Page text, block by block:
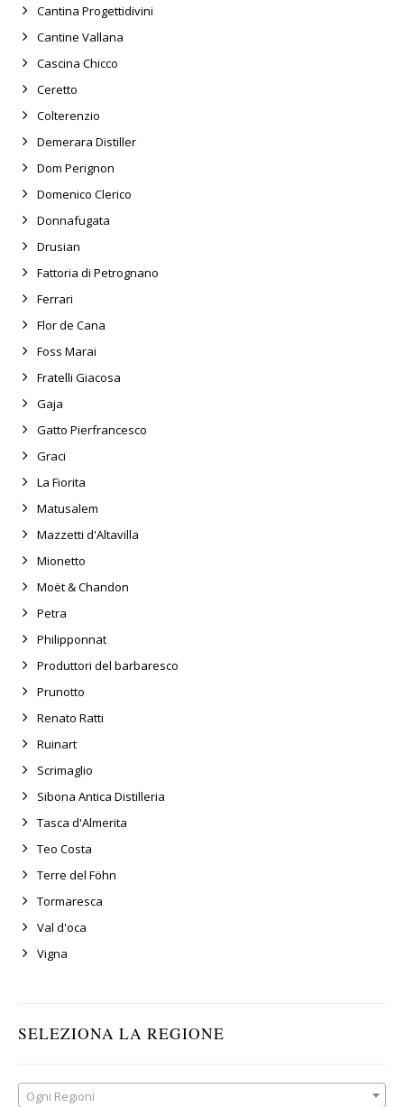
Cantina Progettidivini
Cantine Vallana
Cascina Chicco
Ceretto
Colterenzio
Demerara Distiller
Dom Perignon
Domenico Clerico
Donnafugata
Drusian
Fattoria di Petrognano
Ferrari
Flor de Cana
Foss Marai
Fratelli Giacosa
Gaja
Gatto Pierfrancesco
Graci
La Fiorita
Matusalem
Mazzetti d'Altavilla
Mionetto
Moët & Chandon
Petra
Philipponnat
Produttori del barbaresco
Prunotto
Renato Ratti
Ruinart
Scrimaglio
Sibona Antica Distilleria
Tasca d'Almerita
Teo Costa
Terre del Föhn
Tormaresca
Val d'oca
Vigna
SELEZIONA LA REGIONE
Ogni Regioni